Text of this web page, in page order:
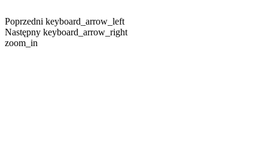
Poprzedni keyboard_arrow_left
Następny keyboard_arrow_right
zoom_in